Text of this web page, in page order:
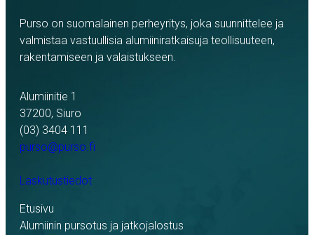
Purso on suomalainen perheyritys, joka suunnittelee ja
valmistaa vastuullisia alumiiniratkaisuja teollisuuteen,
rakentamiseen ja valaistukseen.
Alumiinitie 1
37200, Siuro
(03) 3404 111
purso@purso.fi
Laskutustiedot
Etusivu
Alumiinin pursotus ja jatkojalostus